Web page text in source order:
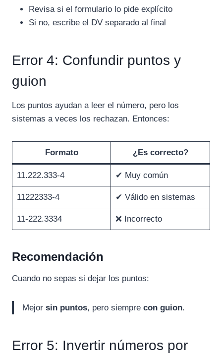
Revisa si el formulario lo pide explícito
Si no, escribe el DV separado al final
Error 4: Confundir puntos y
guion
Los puntos ayudan a leer el número, pero los
sistemas a veces los rechazan. Entonces:
Formato ¿Es correcto?
11.222.333-4 ✔ Muy común
11222333-4 ✔ Válido en sistemas
11-222.3334 ❌ Incorrecto
Recomendación
Cuando no sepas si dejar los puntos:
Mejor sin puntos, pero siempre con guion.
Error 5: Invertir números por